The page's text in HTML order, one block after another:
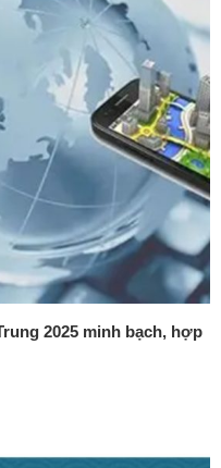
2025 minh bạch, hợp